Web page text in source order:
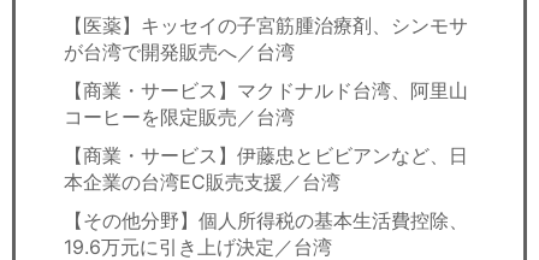
【医薬】キッセイの子宮筋腫治療剤、シンモサ
が台湾で開発販売へ／台湾
【商業・サービス】マクドナルド台湾、阿里山
コーヒーを限定販売／台湾
【商業・サービス】伊藤忠とビビアンなど、日
本企業の台湾EC販売支援／台湾
【その他分野】個人所得税の基本生活費控除、
19.6万元に引き上げ決定／台湾